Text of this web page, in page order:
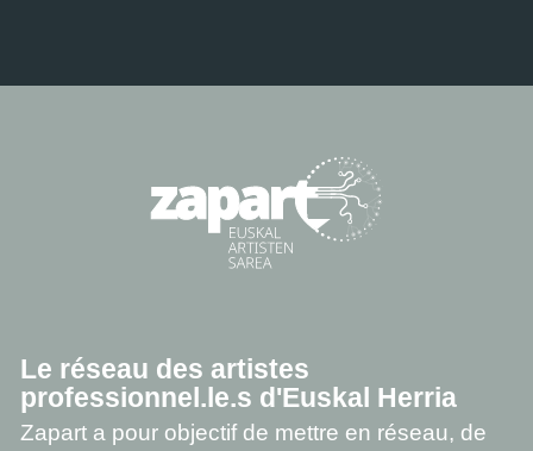
Le réseau des artistes
professionnel.le.s d'Euskal Herria
Zapart a pour objectif de mettre en réseau, de